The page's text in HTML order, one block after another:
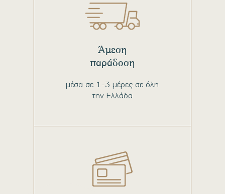
μέσα σε 1-3 μέρες σε όλη
την Ελλάδα
Άμεση
παράδοση